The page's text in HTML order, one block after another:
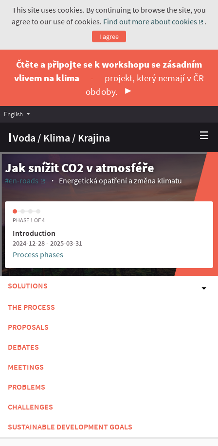
This site uses cookies. By continuing to browse the site, you
agree to our use of cookies. Find out more about cookies
.
I agree
Čtěte a připojte se k workshopu se zásadním
vlivem na klima
-
projekt, který nemají v ČR
obdoby.
Voda / Klima / Krajina
English Vyberte jazyk
Jak snížit CO2 v atmosféře
#en-roads
(External link)
Energetická opatření a změna klimatu
PHASE 1 OF 4
Introduction
2024-12-28 - 2025-03-31
Process phases
SOLUTIONS
THE PROCESS
PROPOSALS
DEBATES
MEETINGS
PROBLEMS
CHALLENGES
SUSTAINABLE DEVELOPMENT GOALS